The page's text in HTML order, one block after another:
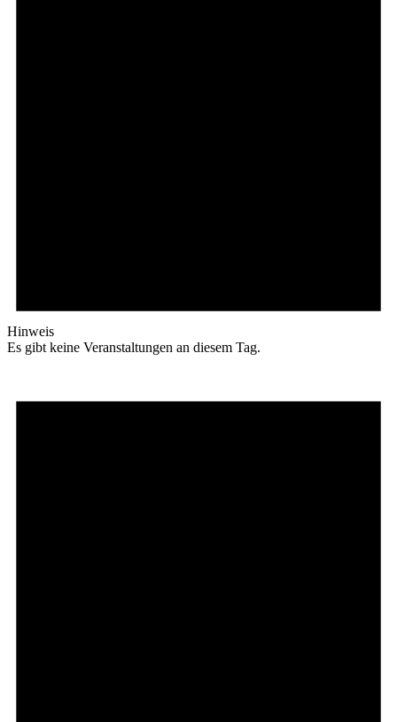
Hinweis
Es gibt keine Veranstaltungen an diesem Tag.